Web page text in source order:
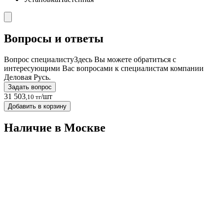
Вопросы и ответы
Вопрос специалистуЗдесь Вы можете обратиться с
интересующими Вас вопросами к специалистам компании
Деловая Русь.
Задать вопрос
31 503 ,10 тг/шт
Добавить в корзину
Наличие в Москвe